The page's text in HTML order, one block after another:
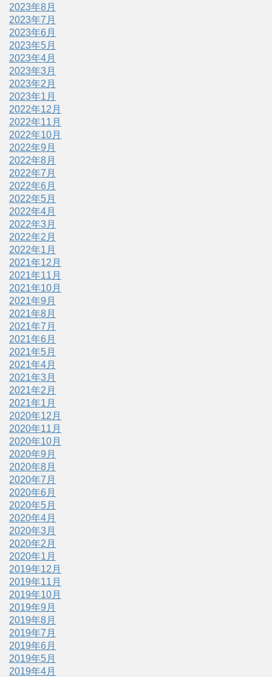
2023年8月
2023年7月
2023年6月
2023年5月
2023年4月
2023年3月
2023年2月
2023年1月
2022年12月
2022年11月
2022年10月
2022年9月
2022年8月
2022年7月
2022年6月
2022年5月
2022年4月
2022年3月
2022年2月
2022年1月
2021年12月
2021年11月
2021年10月
2021年9月
2021年8月
2021年7月
2021年6月
2021年5月
2021年4月
2021年3月
2021年2月
2021年1月
2020年12月
2020年11月
2020年10月
2020年9月
2020年8月
2020年7月
2020年6月
2020年5月
2020年4月
2020年3月
2020年2月
2020年1月
2019年12月
2019年11月
2019年10月
2019年9月
2019年8月
2019年7月
2019年6月
2019年5月
2019年4月